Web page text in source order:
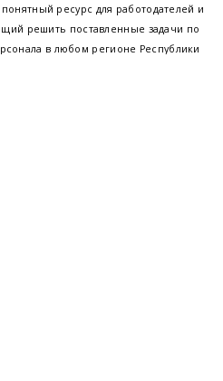
ресурс для работодателей и
решить поставленные задачи по
в любом регионе Республики